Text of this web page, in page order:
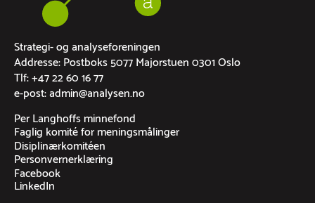
Strategi- og analyseforeningen
Addresse: Postboks 5077 Majorstuen 0301 Oslo
Tlf: +47 22 60 16 77
e-post: admin@analysen.no
Per Langhoffs minnefond
Faglig komité for meningsmålinger
Disiplinærkomitéen
Personvernerklæring
Facebook
LinkedIn